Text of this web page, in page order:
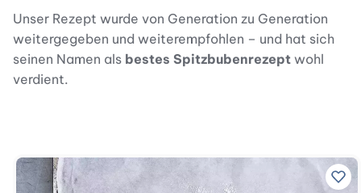
Unser Rezept wurde von Generation zu Generation
weitergegeben und weiterempfohlen – und hat sich
seinen Namen als bestes Spitzbubenrezept wohl
verdient.
Zu